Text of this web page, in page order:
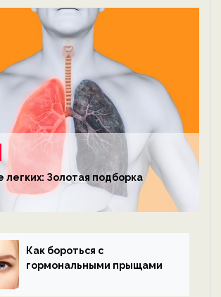
Золотая подборка
Как бороться с
гормональными прыщами